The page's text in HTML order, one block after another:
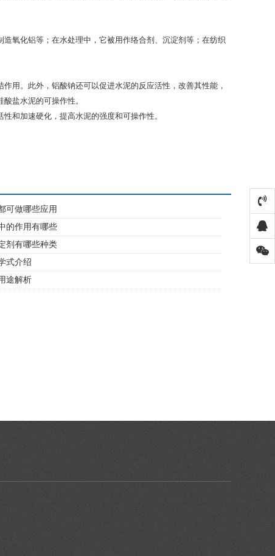
氧化铝等；在水处理中，它被用作络合剂、沉淀剂等；在纺织
用。此外，铝酸钠还可以促进水泥的反应活性，改善其性能，
盐水泥的可操作性。
和加速硬化，提高水泥的强度和可操作性。
可做哪些应用
的作用有哪些
剂有哪些种类
式介绍
途解析